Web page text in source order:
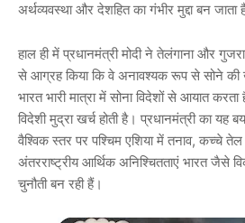
अर्थव्यवस्था और देशहित का गंभीर मुद्दा बन जाता
हाल ही में प्रधानमंत्री मोदी ने तेलंगाना और
से आग्रह किया कि वे अनावश्यक रूप से सोने की
भारत भारी मात्रा में सोना विदेशों से आयात
विदेशी मुद्रा खर्च होती है। प्रधानमंत्री का
वैश्विक स्तर पर पश्चिम एशिया में तनाव, कच्चे
अंतरराष्ट्रीय आर्थिक अनिश्चितताएं भारत जैसे
चुनौती बन रही हैं।